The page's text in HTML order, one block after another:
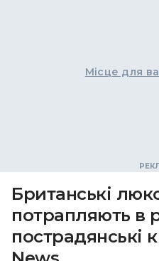
Місце для
Британські
потрапляють в
пострадянські